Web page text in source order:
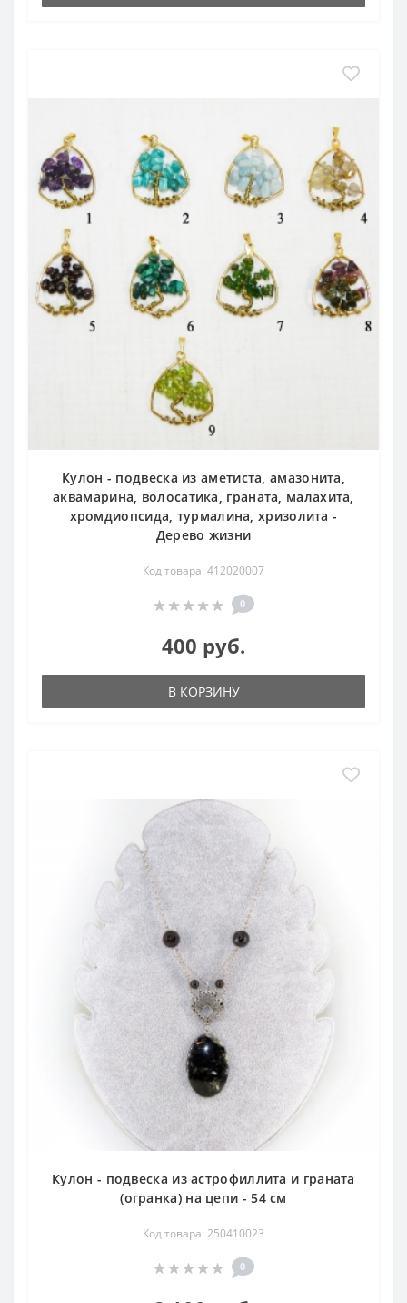
Кулон - подвеска из аметиста, амазонита,
аквамарина, волосатика, граната, малахита,
хромдиопсида, турмалина, хризолита -
Дерево жизни
Код товара: 412020007
0
400 руб.
В КОРЗИНУ
Кулон - подвеска из астрофиллита и граната
(огранка) на цепи - 54 см
Код товара: 250410023
0